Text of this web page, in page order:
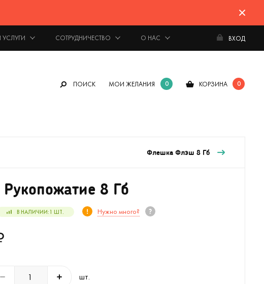
УСЛУГИ СОТРУДНИЧЕСТВО О НАС ВХОД
ПОИСК МОИ ЖЕЛАНИЯ 0 КОРЗИНА 0
Флешка Флэш 8 Гб
8 Гб
В НАЛИЧИИ:1 ШТ. Нужно много?
шт.